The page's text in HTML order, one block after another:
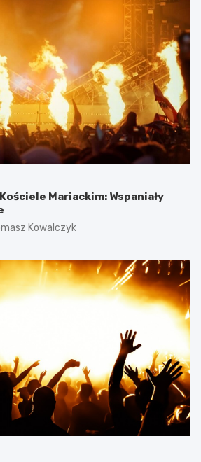
Mariackim: Wspaniały
Kowalczyk